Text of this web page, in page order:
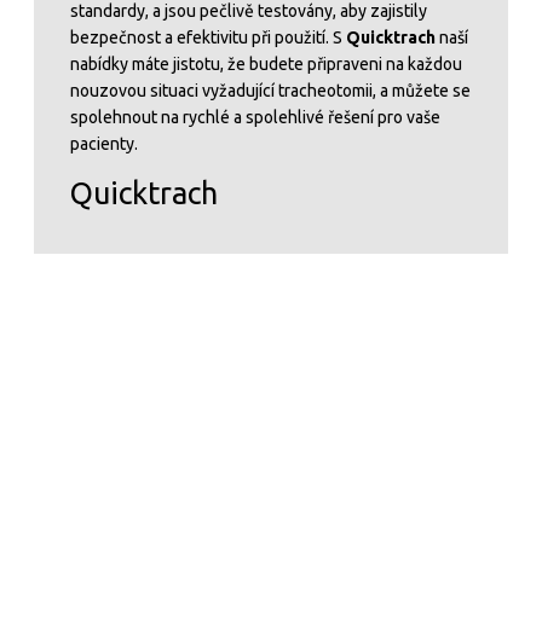
standardy, a jsou pečlivě testovány, aby zajistily
bezpečnost a efektivitu při použití. S Quicktrachnaší
nabídky máte jistotu, že budete připraveni na každou
nouzovou situaci vyžadující tracheotomii, a můžete se
spolehnout na rychlé a spolehlivé řešení pro vaše
pacienty.
Quicktrach